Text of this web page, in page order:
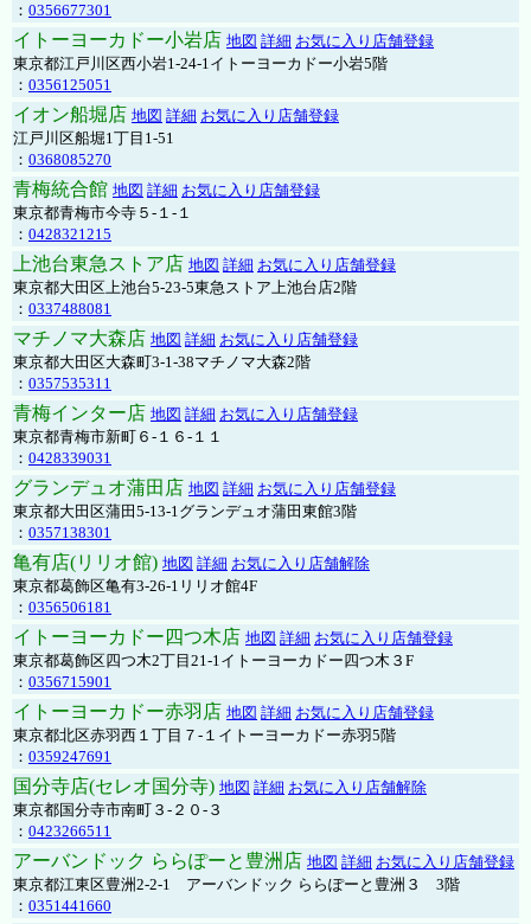
： 0356677301
イトーヨーカドー小岩店 地図 詳細 お気に入り店舗登録
東京都江戸川区西小岩1-24-1イトーヨーカドー小岩5階
： 0356125051
イオン船堀店 地図 詳細 お気に入り店舗登録
江戸川区船堀1丁目1-51
： 0368085270
青梅統合館 地図 詳細 お気に入り店舗登録
東京都青梅市今寺５-１-１
： 0428321215
上池台東急ストア店 地図 詳細 お気に入り店舗登録
東京都大田区上池台5-23-5東急ストア上池台店2階
： 0337488081
マチノマ大森店 地図 詳細 お気に入り店舗登録
東京都大田区大森町3-1-38マチノマ大森2階
： 0357535311
青梅インター店 地図 詳細 お気に入り店舗登録
東京都青梅市新町６-１６-１１
： 0428339031
グランデュオ蒲田店 地図 詳細 お気に入り店舗登録
東京都大田区蒲田5-13-1グランデュオ蒲田東館3階
： 0357138301
亀有店(リリオ館) 地図 詳細 お気に入り店舗解除
東京都葛飾区亀有3-26-1リリオ館4F
： 0356506181
イトーヨーカドー四つ木店 地図 詳細 お気に入り店舗登録
東京都葛飾区四つ木2丁目21-1イトーヨーカドー四つ木３F
： 0356715901
イトーヨーカドー赤羽店 地図 詳細 お気に入り店舗登録
東京都北区赤羽西１丁目７-１イトーヨーカドー赤羽5階
： 0359247691
国分寺店(セレオ国分寺) 地図 詳細 お気に入り店舗解除
東京都国分寺市南町３-２０-３
： 0423266511
アーバンドック ららぽーと豊洲店 地図 詳細 お気に入り店舗登録
東京都江東区豊洲2-2-1 アーバンドック ららぽーと豊洲３ 3階
： 0351441660